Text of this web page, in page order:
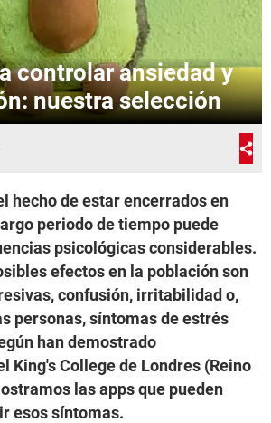
controlar ansiedad y
nuestra selección
hecho de estar encerrados en
periodo de tiempo puede
psicológicas considerables.
efectos en la población son
confusión, irritabilidad o,
personas, síntomas de estrés
han demostrado
King's College de Londres (Reino
las apps que pueden
esos síntomas.